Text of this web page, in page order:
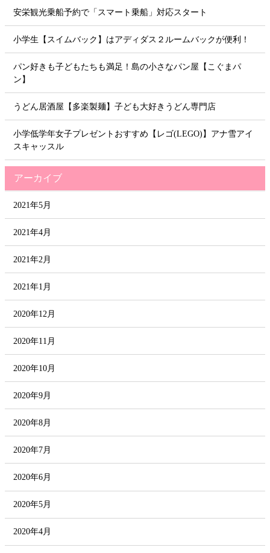
安栄観光乗船予約で「スマート乗船」対応スタート
小学生【スイムバック】はアディダス２ルームバックが便利！
パン好きも子どもたちも満足！島の小さなパン屋【こぐまパ
ン】
うどん居酒屋【多楽製麺】子ども大好きうどん専門店
小学低学年女子プレゼントおすすめ【レゴ(LEGO)】アナ雪アイ
スキャッスル
アーカイブ
2021年5月
2021年4月
2021年2月
2021年1月
2020年12月
2020年11月
2020年10月
2020年9月
2020年8月
2020年7月
2020年6月
2020年5月
2020年4月